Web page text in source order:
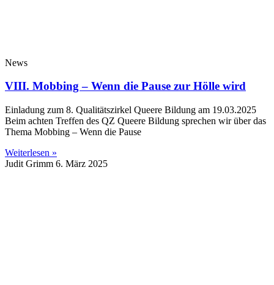
News
VIII. Mobbing – Wenn die Pause zur Hölle wird
Einladung zum 8. Qualitätszirkel Queere Bildung am 19.03.2025
Beim achten Treffen des QZ Queere Bildung sprechen wir über das
Thema Mobbing – Wenn die Pause
Weiterlesen »
Judit Grimm 6. März 2025